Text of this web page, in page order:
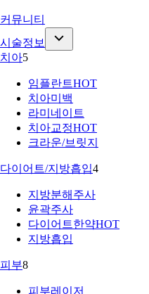
커뮤니티
시술정보
치아5
임플란트HOT
치아미백
라미네이트
치아교정HOT
크라운/브릿지
다이어트/지방흡입4
지방분해주사
윤곽주사
다이어트한약HOT
지방흡입
피부8
피부레이저